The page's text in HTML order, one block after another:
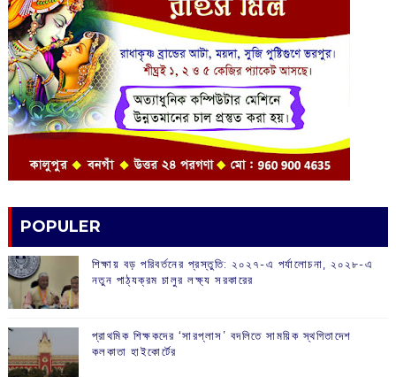
POPULER
শিক্ষায় বড় পরিবর্তনের প্রস্তুতি: ২০২৭-এ পর্যালোচনা, ২০২৮-এ
নতুন পাঠ্যক্রম চালুর লক্ষ্য সরকারের
প্রাথমিক শিক্ষকদের ‘সারপ্লাস’ বদলিতে সাময়িক স্থগিতাদেশ
কলকাতা হাইকোর্টের